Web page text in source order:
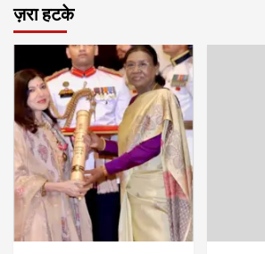
ज़रा हटके